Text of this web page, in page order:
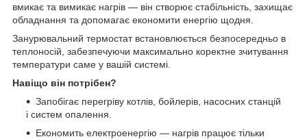
вмикає та вимикає нагрів — він створює стабільність, захищає
обладнання та допомагає економити енергію щодня.
Занурювальний термостат встановлюється безпосередньо в
теплоносій, забезпечуючи максимально коректне зчитування
температури саме у вашій системі.
Навіщо він потрібен?
Запобігає перегріву котлів, бойлерів, насосних станцій
і систем опалення.
Економить електроенергію — нагрів працює тільки